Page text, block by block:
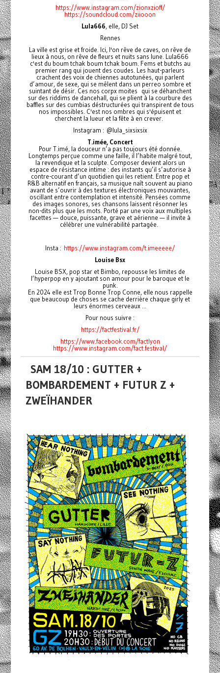
https://www.instagram.com/zionxzioff/
https://soundcloud.com/ziiooon
Lula666, elle, DJ Set
Rennes
La ville est grise et froide. Ici, l'on rêve de caves, on rêve de
lieux à nous, on rêve de fleurs et nuits sans lune. Lula666
c'est du boum tchak boum tchak boum. Fems et butchs au
premier rang qui jouent des coudes. Les haut-parleurs
crachent des voix de chiennes autotunées, qui parlent
d’amour, de sexe, qui se mêlent dans un perreo sombre et
suintant de désir. Ces nos corpx moites qui se déhanchent
sur des riddims de dancehall, qui se plient à la courbure des
baffles sur des cumbias déstructurées qui transpirent de tous
nos impossibles. C'est nos ombres qui s'épuisent et
cherchent la lueur et la fête à en crever.
Instagram : @lula_sixsixsix
T.imée, Concert
Pour T.imé, la douceur n’a pas toujours été donnée.
Longtemps perçue comme une faille, il l’habite malgré tout,
la revendique et la sculpte. Composer devient alors un
espace de résistance intime : des instants qu’il s’autorise à
contre-courant d’un quotidien qui les retient. Entre pop et
R&B alternatif en français, sa musique naît souvent au piano
avant de s’ouvrir à des textures électroniques mouvantes,
oscillant entre contemplation et intensité. Pensées comme
des images sonores, ses chansons laissent résonner les
non-dits plus que les mots. Porté par une voix aux multiples
facettes — douce, puissante, grave et aérienne — il invite à
célébrer une vulnérabilité partagée.
Insta : https://www.instagram.com/t.imeeeee/
Louise Bsx
Louise BSX, pop star et Bimbo, repousse les limites de
l’hyperpop en y ajoutant son amour pour le baroque et le
punk.
En 2024 elle est Trop Bonne Trop Conne, elle nous rappelle
que beaucoup de choses se cache derrière chaque girly et
leurs énormes cerveaux ...
Pour nous suivre :
https://factfestival.fr/
https://www.facebook.com/factlyon
https://www.instagram.com/fact.festival/
SAM 18/10 : GUTTER +
BOMBARDEMENT + FUTUR Z +
ZWEÏHANDER